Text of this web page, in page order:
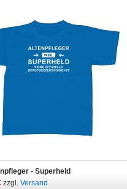
- Superheld
zzgl. Versand